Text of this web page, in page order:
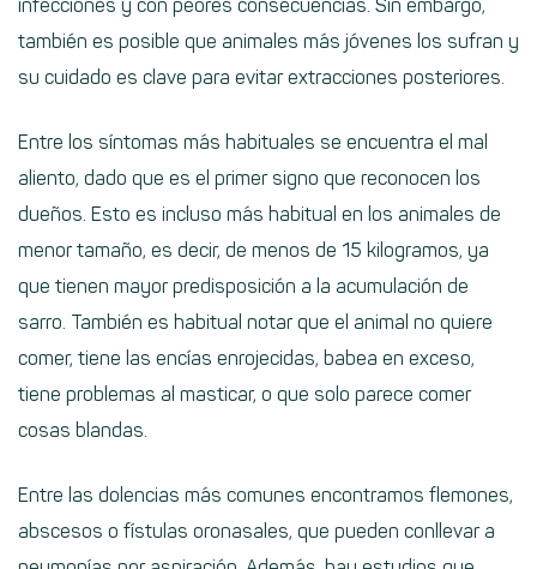
infecciones y con peores consecuencias. Sin embargo,
también es posible que animales más jóvenes los sufran y
su cuidado es clave para evitar extracciones posteriores.
Entre los síntomas más habituales se encuentra el mal
aliento, dado que es el primer signo que reconocen los
dueños. Esto es incluso más habitual en los animales de
menor tamaño, es decir, de menos de 15 kilogramos, ya
que tienen mayor predisposición a la acumulación de
sarro. También es habitual notar que el animal no quiere
comer, tiene las encías enrojecidas, babea en exceso,
tiene problemas al masticar, o que solo parece comer
cosas blandas.
Entre las dolencias más comunes encontramos flemones,
abscesos o fístulas oronasales, que pueden conllevar a